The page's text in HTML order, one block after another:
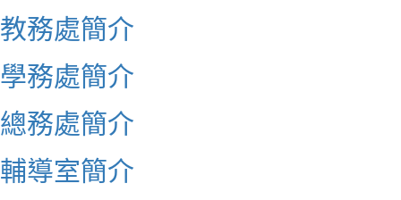
教務處簡介
學務處簡介
總務處簡介
輔導室簡介